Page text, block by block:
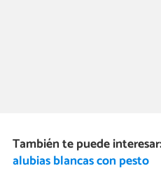
También te puede interesar:
alubias blancas con pesto